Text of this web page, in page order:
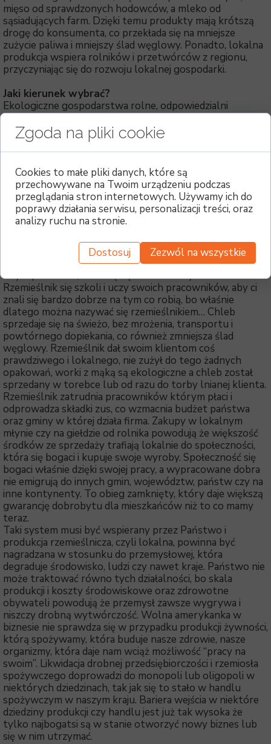
mięso od sprawdzonych hodowców, a mleko od
sąsiadujących farm. Dzięki temu produkty mają krótszą
drogę do konsumenta, co przekłada się na mniejsze
zużycie paliwa i mniejszy ślad węglowy. Ponadto, lokalna
produkcja wspiera rolników i przetwórców z regionu,
przyczyniając się do rozwoju lokalnej gospodarki.
Jaki kierunek wybrać?
Ekologiczne gospodarstwa rolne, odpowiedzialni
hodowcy, bioróżnorodność w rolnictwie i lokalny handel
to nie mrzonki tylko nasza gwarancja bezpieczeństwa
żywnościowego. Bezpieczeństwo to rozumie się poprzez
zapewnienie żywności podczas kryzysu jak również
zapewnienie żywności zdrowej na co dzień. Więc jak
zbudować optymalny dla nas model?
Rzemieślnicy nie mają wpływu na rolnictwo, ale mają
wpływ na to skąd kupują surowce i jakiej są jakości.
Rzemieślnik zaopatrując się lokalnie, kupuj na przykład
mąkę z lokalnego młyna, który to pozyskuje ziarna z
okolicznych gospodarstw. Rzemieślnik wybrał mąkę
naturalną, która jest trudniejsza w obróbce i produkt nie
będzie identyczny, ale jego klienci o tym wiedzą i nie mają
z tym problemu, bo chcą się zdrowo odżywiać.
Rzemieślnik się szkoli i uczy swoich pracowników, aby ci
znali się bardzo dobrze na tym co robią, bo właśnie
dlatego można nazywać się rzemieślnikiem… Chleb
sprzedaje się na świeżo, bez mrożenia, transportu i
powtórnego dopiekania, co również zmniejsza ślad
węglowy. Rzemieślnik dał swoim klientom coś
prawdziwego i lokalnego, nie zużył do tego żadnych
opakowań, worki z mąką są ekologiczne a chleb został
sprzedany w torebce lub od razu do torby lnianej klienta.
Rzemieślnik zatrudnia pracowników którym płaci i
odprowadza składki zus, co wzmacnia budżet państwa
oraz gminy w której działa firma. Zakupy w lokalnym
młynie czy na giełdzie od rolnika powodują że większość
środków ze sprzedaży trafiają lokalnie do społeczności,
która się bogaci i kupuje swoje wyroby. Społeczność się
bogaci właśnie dzięki swojej pracy, a wypracowane dobra
nie emigrują do innych gmin, województw, państw czy na
inne kontynenty. To obieg zamknięty, który daje większą
gwarancję dobrobytu dla mieszkańców niż to co mamy
teraz.
Taki system musi być wspierany przez Państwo i
produkcja rzemieślnicza, czyli lokalna, powinna być
nagradzana w stosunku do przemysłowej, która
degraduje środowisko, ludzi czy nawet kraje. Państwo nie
może traktować równo tych działalności, bo skala
produkcji i koszty środowiskowe oraz zdrowotne
obywateli powodują że przemysł zawsze wygrywa i
niszczy drobną wytwórczość. Wolna amerykanka w
biznesie nie sprawdza się w przypadku produkcji żywności,
którą spożywamy, która buduje nasze zdrowie, nasze
organizmy, która daje nam wciąż możliwość “pracy na
swoim”. Likwidacja drobnej przedsiębiorczości i rzemiosła
spożywczego doprowadzi do monopoli lub oligopoli w
niektórych dziedzinach, tak jak się to stało w handlu
spożywczym w naszym kraju. Bariera wejścia w niektóre
dziedziny produkcji czy handlu jest już tak wysoka że
tylko najbogatsi są w stanie otworzyć nowy biznes lub
się w nim utrzymać.
Zgoda na pliki cookie
Cookies to małe pliki danych, które są
przechowywane na Twoim urządzeniu podczas
przeglądania stron internetowych. Używamy ich do
poprawy działania serwisu, personalizacji treści, oraz
analizy ruchu na stronie.
Dostosuj Zezwól na wszystkie